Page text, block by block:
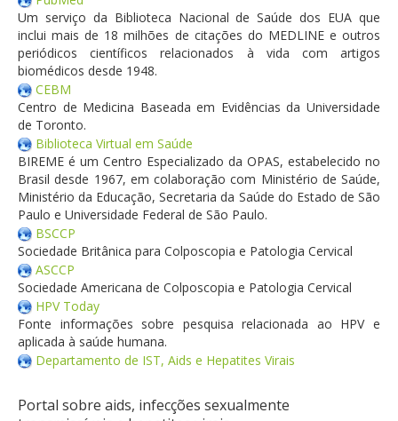
Um serviço da Biblioteca Nacional de Saúde dos EUA que
inclui mais de 18 milhões de citações do MEDLINE e outros
periódicos científicos relacionados à vida com artigos
biomédicos desde 1948.
CEBM
Centro de Medicina Baseada em Evidências da Universidade
de Toronto.
Biblioteca Virtual em Saúde
BIREME é um Centro Especializado da OPAS, estabelecido no
Brasil desde 1967, em colaboração com Ministério de Saúde,
Ministério da Educação, Secretaria da Saúde do Estado de São
Paulo e Universidade Federal de São Paulo.
BSCCP
Sociedade Britânica para Colposcopia e Patologia Cervical
ASCCP
Sociedade Americana de Colposcopia e Patologia Cervical
HPV Today
Fonte informações sobre pesquisa relacionada ao HPV e
aplicada à saúde humana.
Departamento de IST, Aids e Hepatites Virais
Portal sobre aids, infecções sexualmente